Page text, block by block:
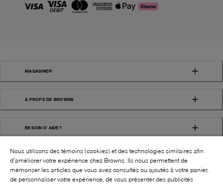
MAGASINER
À PROPS DE BROWNS
BESOIN D' AIDE?
Nous utilisons des témoins (cookies) et des technologies similaires afin
d’améliorer votre expérience chez Browns. Ils nous permettent de
mémoriser les articles que vous avez consultés ou ajoutés à votre panier,
de personnaliser votre expérience, de vous présenter des publicités